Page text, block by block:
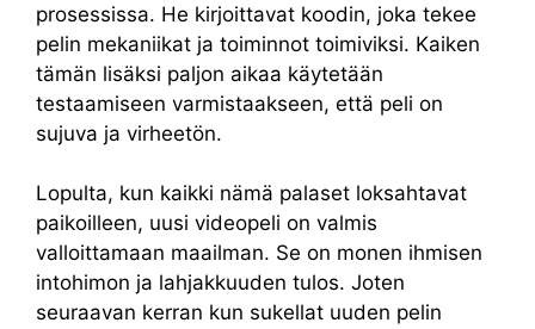
prosessissa. He kirjoittavat koodin, joka tekee
pelin mekaniikat ja toiminnot toimiviksi. Kaiken
tämän lisäksi paljon aikaa käytetään
testaamiseen varmistaakseen, että peli on
sujuva ja virheetön.
Lopulta, kun kaikki nämä palaset loksahtavat
paikoilleen, uusi videopeli on valmis
valloittamaan maailman. Se on monen ihmisen
intohimon ja lahjakkuuden tulos. Joten
seuraavan kerran kun sukellat uuden pelin